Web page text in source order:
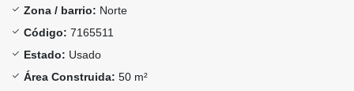
Zona / barrio: Norte
Código: 7165511
Estado: Usado
Área Construida: 50 m²